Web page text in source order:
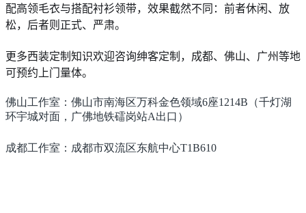
配高领毛衣与搭配衬衫领带，效果截然不同：前者休闲、放
松，后者则正式、严肃。
更多西装定制知识欢迎咨询绅客定制，成都、佛山、广州等地
可预约上门量体。
佛山工作室：佛山市南海区万科金色领域6座1214B（千灯湖
环宇城对面，广佛地铁礌岗站A出口）
成都工作室：成都市双流区东航中心T1B610